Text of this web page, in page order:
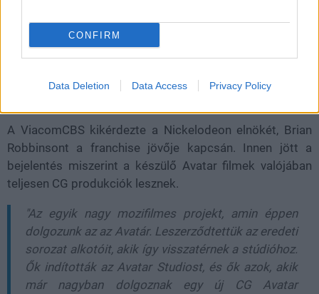
CONFIRM
Data Deletion Data Access Privacy Policy
megfilmesíti az eredeti széria évadjait. Ez ugyan rizikós
vállalkozás, de M. Night Shyamalan 2010-es
próbálkozását valószínűleg nem fogják alulmúlni.
A ViacomCBS kikérdezte a Nickelodeon elnökét, Brian
Robbinsont a franchise jövője kapcsán. Innen jött a
bejelentés miszerint a készülő Avatar filmek valójában
teljesen CG produkciók lesznek.
"Az egyik nagy mozifilmes projekt, amin éppen
dolgozunk az az Avatár. Leszerződtettük az eredeti
sorozat alkotóit, akik így visszatérnek a stúdióhoz.
Ők indították az Avatar Studiost, és ők azok, akik
már nagyban dolgoznak egy új CG Avatar